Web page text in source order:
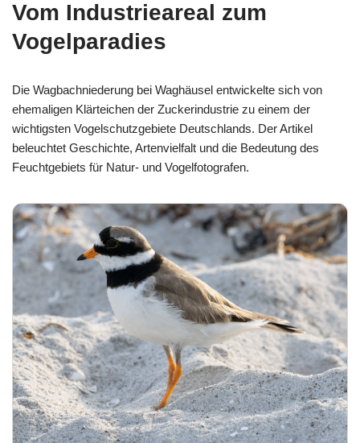
Vom Industrieareal zum
Vogelparadies
Die Wagbachniederung bei Waghäusel entwickelte sich von
ehemaligen Klärteichen der Zuckerindustrie zu einem der
wichtigsten Vogelschutzgebiete Deutschlands. Der Artikel
beleuchtet Geschichte, Artenvielfalt und die Bedeutung des
Feuchtgebiets für Natur- und Vogelfotografen.